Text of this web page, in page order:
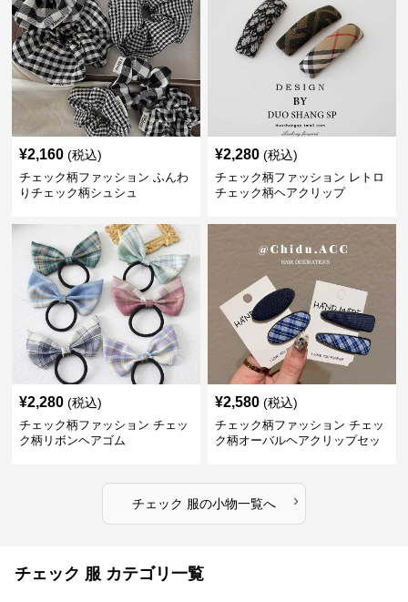
¥2,160 (税込)
チェック柄ファッション ふんわ
りチェック柄シュシュ
¥2,280 (税込)
チェック柄ファッション レトロ
チェック柄ヘアクリップ
¥2,280 (税込)
チェック柄ファッション チェッ
ク柄リボンヘアゴム
¥2,580 (税込)
チェック柄ファッション チェッ
ク柄オーバルヘアクリップセッ
チェック 服の小物一覧へ ›
チェック 服 カテゴリ一覧